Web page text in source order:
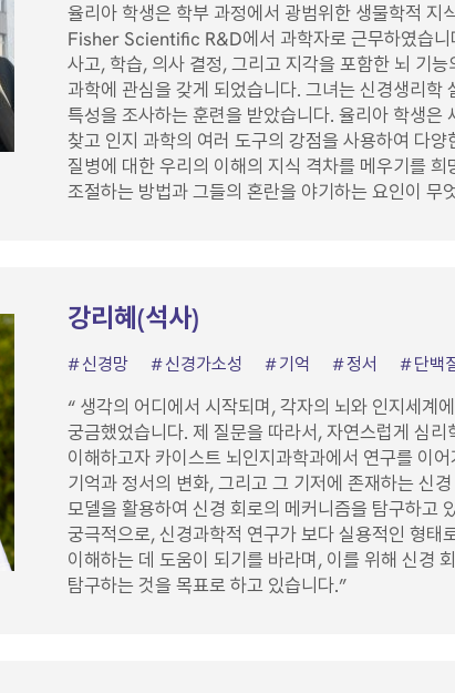
율리아 학생은 학부 과정에서 광범위한 생물학적
Fisher Scientific R&D에서 과학자로 근무하였습니
사고, 학습, 의사 결정, 그리고 지각을 포함한 뇌 기
과학에 관심을 갖게 되었습니다. 그녀는 신경생리학
특성을 조사하는 훈련을 받았습니다. 율리아 학생은
찾고 인지 과학의 여러 도구의 강점을 사용하여 다
질병에 대한 우리의 이해의 지식 격차를 메우기를
조절하는 방법과 그들의 혼란을 야기하는 요인이 무
강리혜(석사)
신경망 신경가소성 기억 정서 단백
“ 생각의 어디에서 시작되며, 각자의 뇌와 인지세계
궁금했었습니다. 제 질문을 따라서, 자연스럽게 심
이해하고자 카이스트 뇌인지과학과에서 연구를 이
기억과 정서의 변화, 그리고 그 기저에 존재하는 신
모델을 활용하여 신경 회로의 메커니즘을 탐구하고
궁극적으로, 신경과학적 연구가 보다 실용적인 형태
이해하는 데 도움이 되기를 바라며, 이를 위해 신경
탐구하는 것을 목표로 하고 있습니다.”